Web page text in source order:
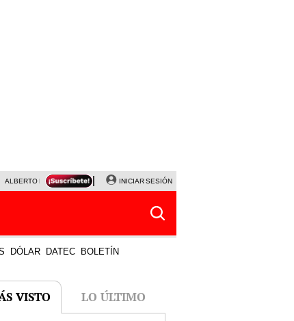
ALBERTO BENAVIDES NALDY SALDAÑA
INICIAR SESIÓN
DÓLAR DATEC BOLETÍN
VISTO LO ÚLTIMO